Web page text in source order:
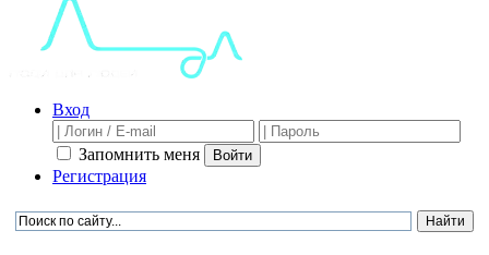
Вход
Запомнить меня Войти
Регистрация